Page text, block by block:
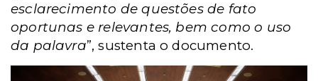
esclarecimento de questões de fato
oportunas e relevantes, bem como o uso
da palavra”, sustenta o documento.